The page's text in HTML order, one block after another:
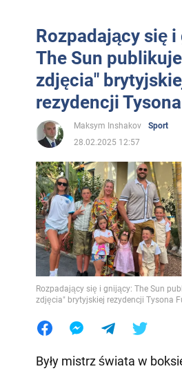
Rozpadający się
The Sun
zdjęcia"
rezydencji
Maksym Inshakov
Sport
28.02.2025 12:57
Rozpadający się i gnijący: The Sun
zdjęcia" brytyjskiej rezydencji Tysona
Były mistrz świata w